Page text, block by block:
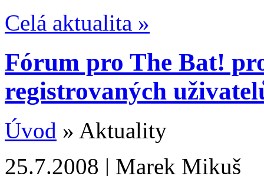
Celá aktualita »
Fórum pro The Bat!
registrovaných
Úvod » Aktuality
25.7.2008 | Marek Mikuš